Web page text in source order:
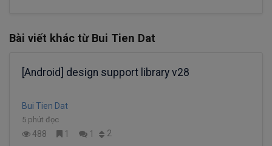
Bài viết khác từ Bui Tien Dat
[Android] design support library v28
Bui Tien Dat
5 phút đọc
488 1 1 2